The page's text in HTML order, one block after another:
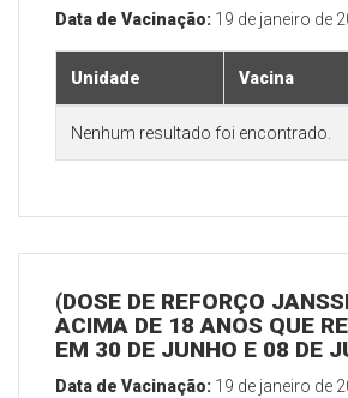
Data de Vacinação: 19 de janeiro de
Unidade Vacina
Nenhum resultado foi encontrado.
(DOSE DE REFORÇO
ACIMA DE 18 ANOS QUE
EM 30 DE JUNHO E 08 DE
Data de Vacinação: 19 de janeiro de